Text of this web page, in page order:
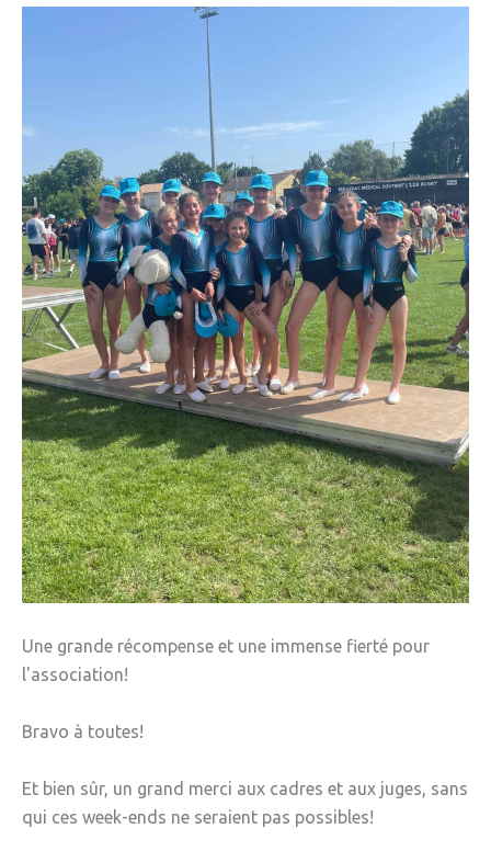
Une grande récompense et une immense fierté pour
l'association!
Bravo à toutes!
Et bien sûr, un grand merci aux cadres et aux juges, sans
qui ces week-ends ne seraient pas possibles!